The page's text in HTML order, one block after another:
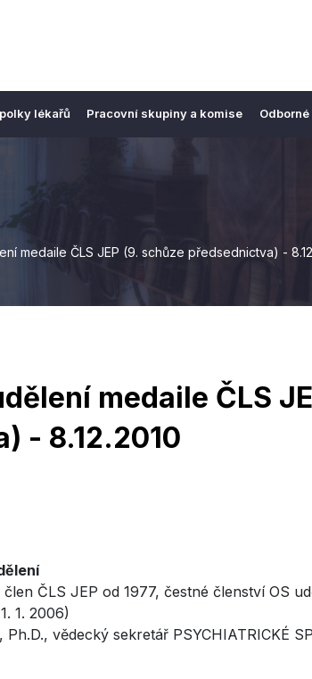
lékařů Pracovní skupiny a komise
medaile ČLS JEP (9. schůze předsednictva) -
medaile ČLS
- 8.12.2010
ČLS JEP od 1977, čestné členství OS
1. 2006)
vědecký sekretář PSYCHIATRICKÉ